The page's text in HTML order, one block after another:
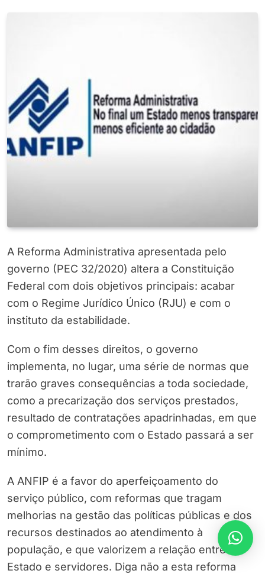
A Reforma Administrativa apresentada pelo
governo (PEC 32/2020) altera a Constituição
Federal com dois objetivos principais: acabar
com o Regime Jurídico Único (RJU) e com o
instituto da estabilidade.
Com o fim desses direitos, o governo
implementa, no lugar, uma série de normas que
trarão graves consequências a toda sociedade,
como a precarização dos serviços prestados,
resultado de contratações apadrinhadas, em que
o comprometimento com o Estado passará a ser
mínimo.
A ANFIP é a favor do aperfeiçoamento do
serviço público, com reformas que tragam
melhorias na gestão das políticas públicas e dos
recursos destinados ao atendimento à
população, e que valorizem a relação entre
Estado e servidores. Diga não a esta reforma